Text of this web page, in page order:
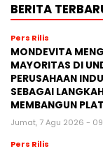
BERITA
Pers Rilis
MONDEVITA
MAYORITAS DI
PERUSAHAAN
SEBAGAI
MEMBANGUN
Jumat, 7 Agu 2026 -
Pers Rilis